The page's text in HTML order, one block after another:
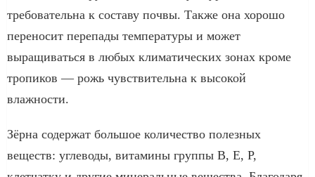
требовательна к составу почвы. Также она хорошо
переносит перепады температуры и может
выращиваться в любых климатических зонах кроме
тропиков — рожь чувствительна к высокой
влажности.
Зёрна содержат большое количество полезных
веществ: углеводы, витамины группы В, Е, Р,